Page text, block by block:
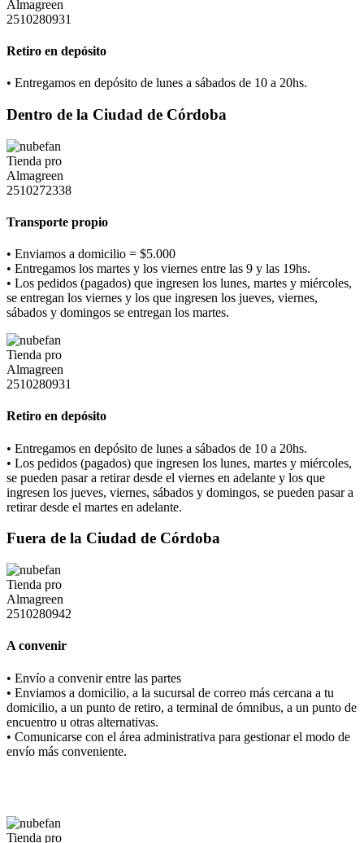
Retiro en depósito
• Entregamos en depósito de lunes a sábados de 10 a 20hs.
Dentro de la Ciudad de Córdoba
Transporte propio
• Enviamos a domicilio = $5.000
• Entregamos los martes y los viernes entre las 9 y las 19hs.
• Los pedidos (pagados) que ingresen los lunes, martes y miércoles,
se entregan los viernes y los que ingresen los jueves, viernes,
sábados y domingos se entregan los martes.
Retiro en depósito
• Entregamos en depósito de lunes a sábados de 10 a 20hs.
• Los pedidos (pagados) que ingresen los lunes, martes y miércoles,
se pueden pasar a retirar desde el viernes en adelante y los que
ingresen los jueves, viernes, sábados y domingos, se pueden pasar a
retirar desde el martes en adelante.
Fuera de la Ciudad de Córdoba
A convenir
• Envío a convenir entre las partes
• Enviamos a domicilio, a la sucursal de correo más cercana a tu
domicilio, a un punto de retiro, a terminal de ómnibus, a un punto de
encuentro u otras alternativas.
• Comunicarse con el área administrativa para gestionar el modo de
envío más conveniente.